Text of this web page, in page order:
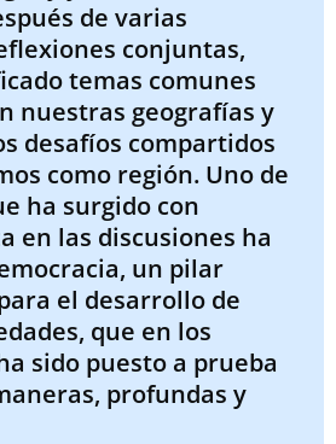
de varias
conjuntas,
temas comunes
nuestras geografías y
desafíos compartidos
como región. Uno de
ha surgido con
en las discusiones ha
un pilar
el desarrollo de
que en los
sido puesto a prueba
profundas y